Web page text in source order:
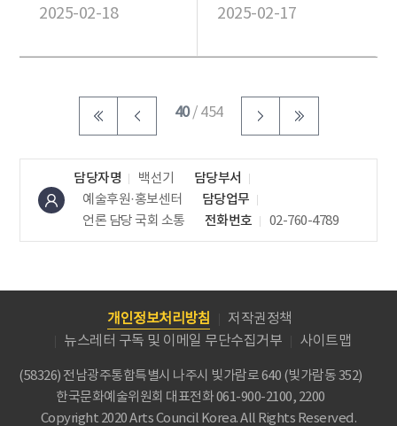
작품을 선보이고, ...
2025-02-18
제4회 에이프캠프(...
2025-02-17
40/ 454
담당자명 백선기
담당부서
예술후원·홍보센터
담당업무
언론 담당국회 소통 전화번호 02-760-4789
개인정보처리방침
저작권정책
뉴스레터 구독 및 이메일 무단수집거부
사이트맵
(58326) 전남광주통합특별시 나주시 빛가람로 640 (빛가람동 352)
한국문화예술위원회 대표전화 061-900-2100, 2200
Copyright 2020 Arts Council Korea. All Rights Reserved.